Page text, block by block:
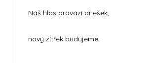
Náš hlas provází dnešek,
nový zítřek budujeme.